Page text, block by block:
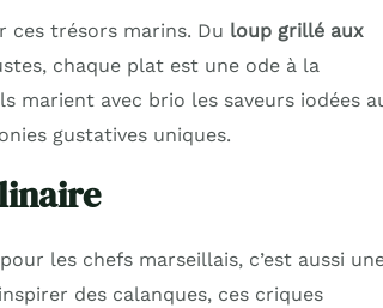
ces trésors marins. Du loup grillé aux
chaque plat est une ode à la
marient avec brio les saveurs iodées
gustatives uniques.
les chefs marseillais, c’est aussi
des calanques, ces criques